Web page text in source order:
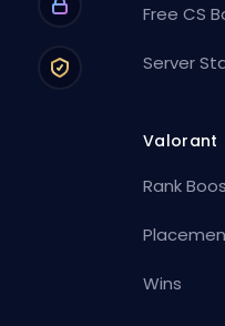
Free CS
Server
Valorant
Rank
Wins